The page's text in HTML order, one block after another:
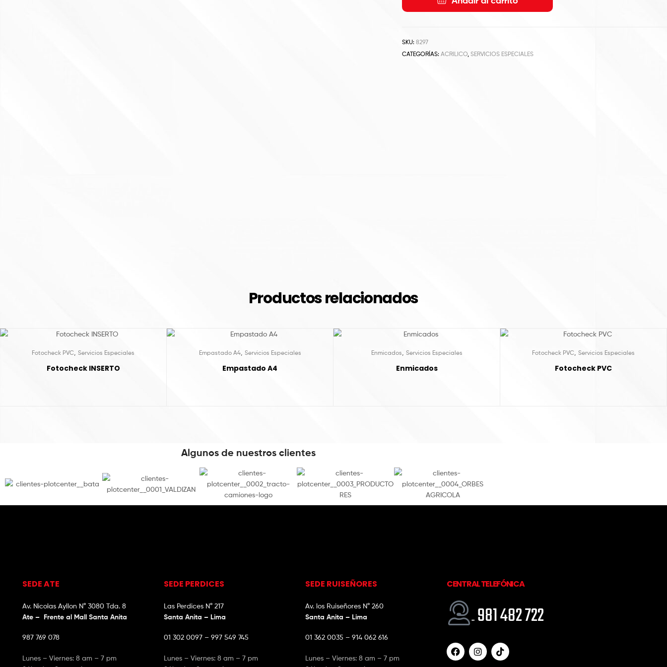
SKU: 8297
CATEGORÍAS: ACRILICO, SERVICIOS ESPECIALES
Productos relacionados
Fotocheck PVC Servicios Especiales
Fotocheck INSERTO
Empastado A4, Servicios Especiales
Empastado A4
Enmicados Servicios Especiales
Enmicados
Fotocheck PVC Servicios Especiales
Fotocheck PVC
Algunos de nuestros clientes
SEDE ATE
Av. Nicolas Ayllon N° 3080 Tda. 8
Ate – Frente al Mall Santa Anita
987 769 078
Lunes – Viernes: 8 am – 7 pm
SEDE PERDICES
Las Perdices N° 217
Santa Anita – Lima
01 302 0097 – 997 549 745
Lunes – Viernes: 8 am – 7 pm
SEDE RUISEÑORES
Av. los Ruiseñores N° 260
Santa Anita – Lima
01 362 0035 – 914 062 616
Lunes – Viernes: 8 am – 7 pm
CENTRAL TELEFÓNICA
.. 981 482 722